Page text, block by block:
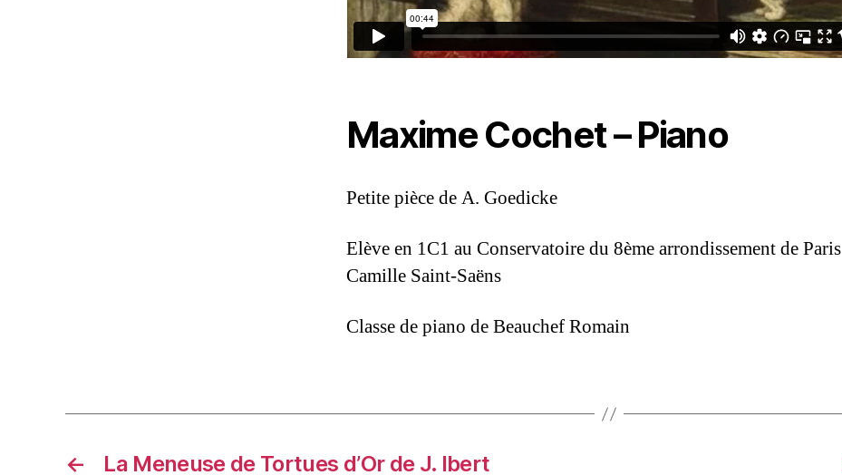
Maxime Cochet – Piano
Petite pièce de A. Goedicke
Elève en 1C1 au Conservatoire du 8ème arrondissement de Paris
Camille Saint-Saëns
Classe de piano de Beauchef Romain
← La Meneuse de Tortues d’Or de J. Ibert